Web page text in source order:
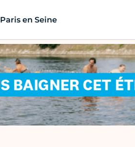
Paris en Seine